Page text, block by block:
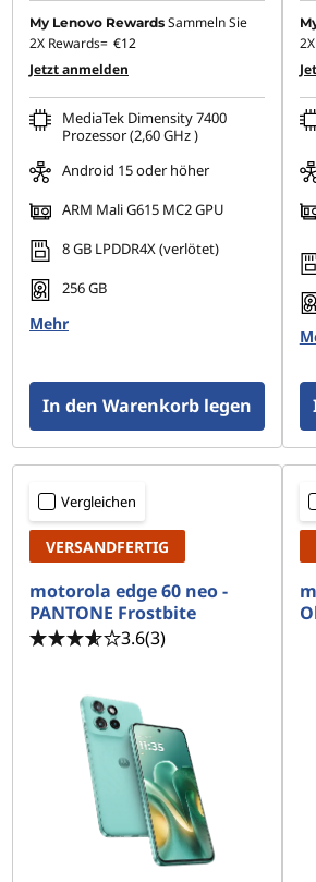
My Lenovo Rewards Sammeln Sie
2X Rewards= €12
Jetzt anmelden
MediaTek Dimensity 7400
Prozessor (2,60 GHz )
Android 15 oder höher
ARM Mali G615 MC2 GPU
8 GB LPDDR4X (verlötet)
256 GB
Mehr
In den Warenkorb legen
Vergleichen
VERSANDFERTIG
motorola edge 60 neo -
PANTONE Frostbite
3.6(3)